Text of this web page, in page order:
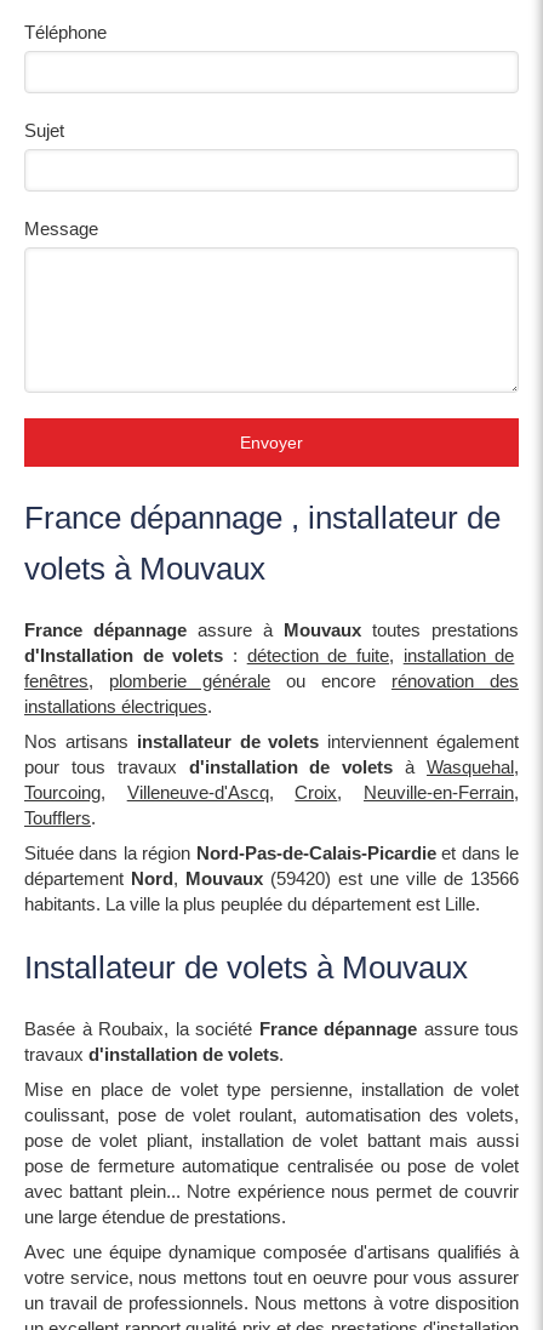
Téléphone
Sujet
Message
Envoyer
France dépannage , installateur de
volets à Mouvaux
France dépannage assure à Mouvaux toutes prestations
d'Installation de volets : détection de fuite, installation de
fenêtres, plomberie générale ou encore rénovation des
installations électriques.
Nos artisans installateur de volets interviennent également
pour tous travaux d'installation de volets àWasquehal,
Tourcoing, Villeneuve-d'Ascq,Croix, Neuville-en-Ferrain,
Toufflers.
Située dans la région Nord-Pas-de-Calais-Picardieet dans le
département Nord, Mouvaux (59420) est une ville de 13566
habitants. La ville la plus peuplée du département est Lille.
Installateur de volets à Mouvaux
Basée à Roubaix, la société France dépannage assure tous
travaux d'installation de volets.
Mise en place de volet type persienne, installation de volet
coulissant, pose de volet roulant, automatisation des volets,
pose de volet pliant, installation de volet battant mais aussi
pose de fermeture automatique centralisée ou pose de volet
avec battant plein... Notre expérience nous permet de couvrir
une large étendue de prestations.
Avec une équipe dynamique composée d'artisans qualifiés à
votre service, nous mettons tout en oeuvre pour vous assurer
un travail de professionnels. Nous mettons à votre disposition